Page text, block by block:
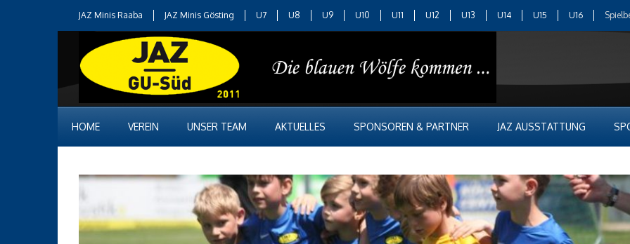
JAZ Minis Raaba JAZ Minis Gösting U7 U8 U9 U10 U11 U12 U13 U14 U15 U16
HOME VEREIN UNSER TEAM AKTUELLES SPONSOREN & PARTNER JAZ AUSSTATTUNG